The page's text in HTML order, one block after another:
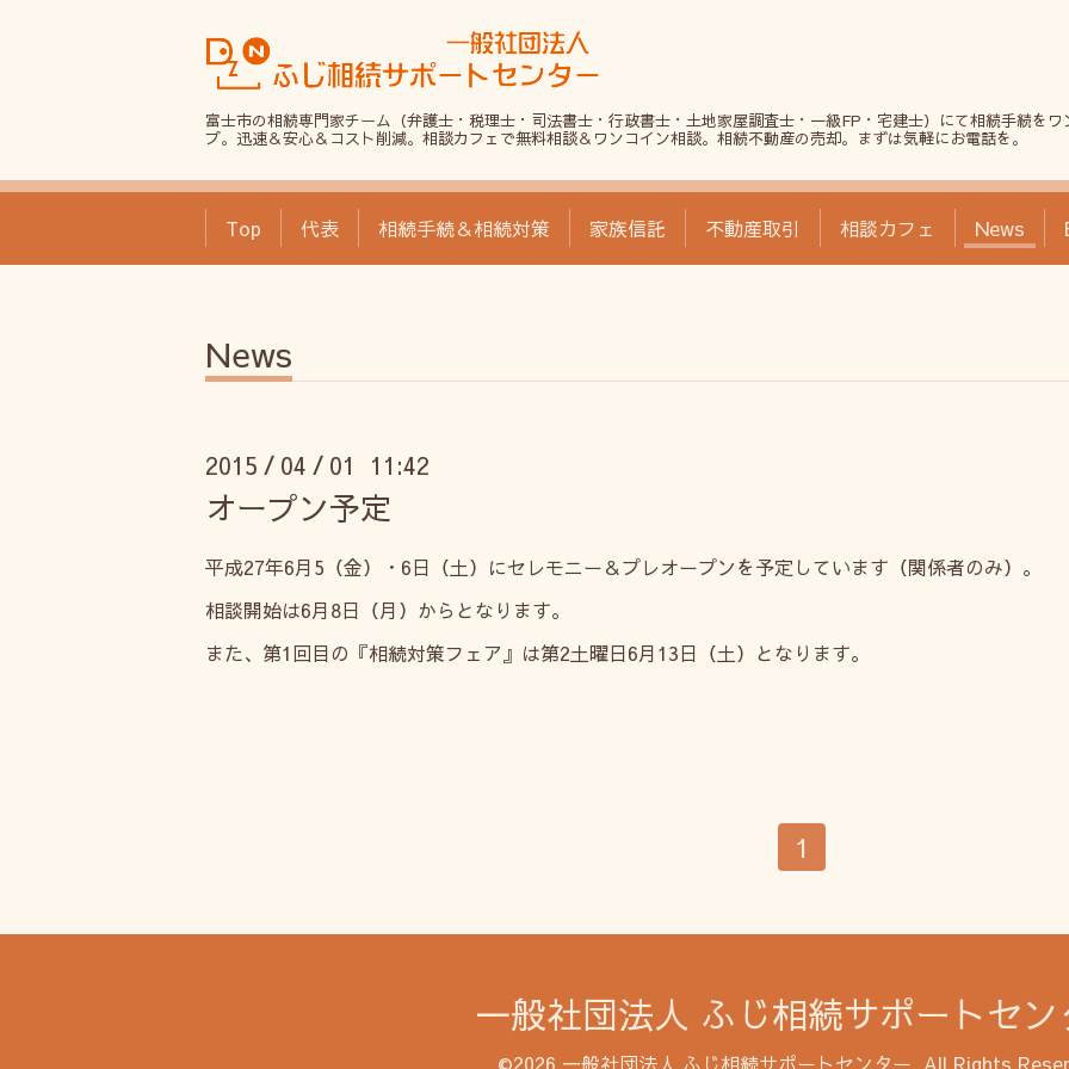
富士市の相続専門家チーム（弁護士・税理士・司法書士・行政書士・土地家屋調査士・一級FP・宅建士）にて相続手続をワ
プ。迅速＆安心＆コスト削減。相談カフェで無料相談＆ワンコイン相談。相続不動産の売却。まずは気軽にお電話を。
Top 代表 相続手続＆相続対策 家族信託 不動産取引 相談カフェ News
News
2015 / 04 / 01 11:42
オープン予定
平成27年6月5（金）・6日（土）にセレモニー＆プレオープンを予定しています（関係者のみ）。
相談開始は6月8日（月）からとなります。
また、第1回目の『相続対策フェア』は第2土曜日6月13日（土）となります。
1
一般社団法人 ふじ相続サポートセン
©2026 一般社団法人 ふじ相続サポートセンター . All Rights